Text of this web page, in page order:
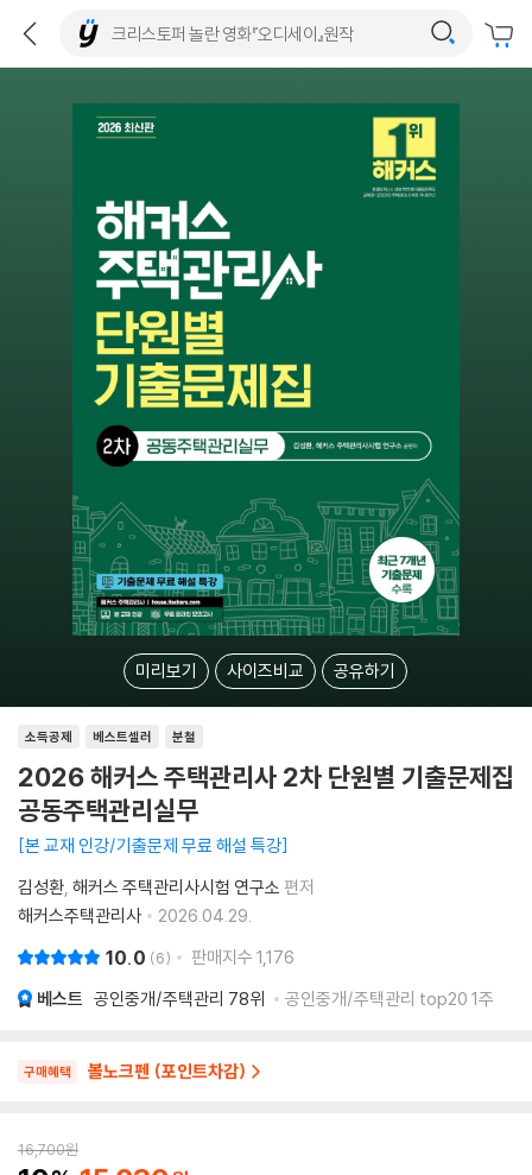
미리보기 사이즈비교 공유하기
소득공제 베스트셀러 분철
2026 해커스 주택관리사 2차 단원별 기출문제집
공동주택관리실무
본 교재 인강/기출문제 무료 해설 특강
김성환 해커스 주택관리사시험 연구소 편저
해커스주택관리사
2026.04.29.
10.0 6 판매지수 1,176
베스트 공인중개/주택관리 78위 공인중개/주택관리 top20 1주
구매혜택 볼노크펜 (포인트차감)
16,700원